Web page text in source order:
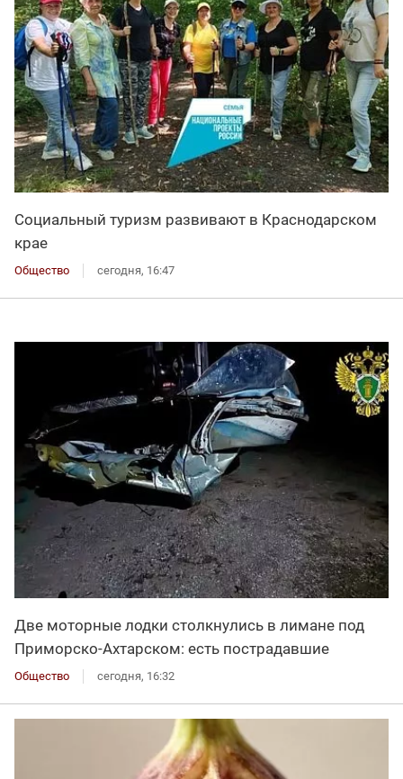
Социальный туризм развивают в Краснодарском
крае
Общество сегодня, 16:47
Две моторные лодки столкнулись в лимане под
Приморско-Ахтарском: есть пострадавшие
Общество сегодня, 16:32